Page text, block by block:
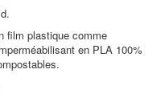
film plastique comme
en PLA 100%